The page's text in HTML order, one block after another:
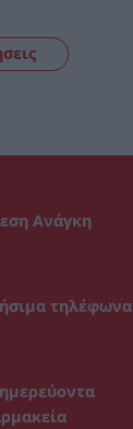
Ανάγκη
τηλέφωνα